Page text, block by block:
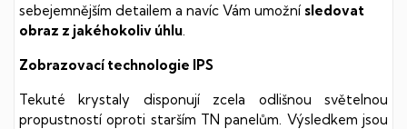
sebejemnějším detailem a navíc Vám umožní sledovat
obraz z jakéhokoliv úhlu
Zobrazovací technologie IPS
Tekuté krystaly disponují zcela odlišnou světelnou
propustností oproti starším TN panelům. Výsledkem jsou